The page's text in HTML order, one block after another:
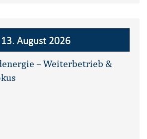
13. August 2026
– Weiterbetrieb &